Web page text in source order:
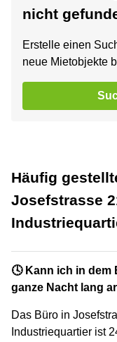
nicht
Erstelle einen
neue Mietobjekte
Häufig
Josefstrasse
🕓 Kann ich in dem
ganze Nacht lang
Das Büro in
Industriequartier ist